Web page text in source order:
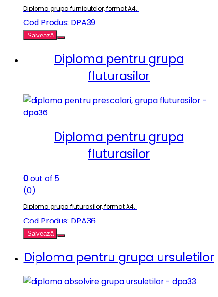
Diploma grupa furnicutelor, format A4.
Cod Produs: DPA39
Salvează
Diploma pentru grupa
fluturasilor
Diploma pentru grupa
fluturasilor
0out of 5
(0)
Diploma grupa fluturasilor, format A4.
Cod Produs: DPA36
Salvează
Diploma pentru grupa ursuletilor